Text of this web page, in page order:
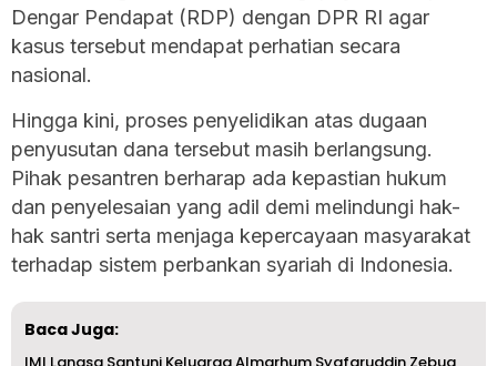
Dengar Pendapat (RDP) dengan DPR RI agar
kasus tersebut mendapat perhatian secara
nasional.
Hingga kini, proses penyelidikan atas dugaan
penyusutan dana tersebut masih berlangsung.
Pihak pesantren berharap ada kepastian hukum
dan penyelesaian yang adil demi melindungi hak-
hak santri serta menjaga kepercayaan masyarakat
terhadap sistem perbankan syariah di Indonesia.
Baca Juga:
IMI Langsa Santuni Keluarga Almarhum Syafaruddin Zebua